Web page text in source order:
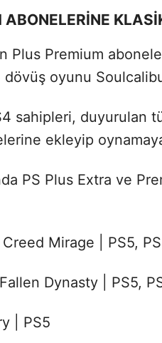
ABONELERİNE
Plus Premium
dövüş oyunu
sahipleri, duyurulan
ekleyip
PS Plus Extra ve
Creed Mirage | PS5,
Dynasty | PS5,
| PS5